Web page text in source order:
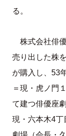
る。
株式会社俳
売り出した株
が購入し、53
＝現・虎ノ門
て建つ俳優座
現・六本木4丁